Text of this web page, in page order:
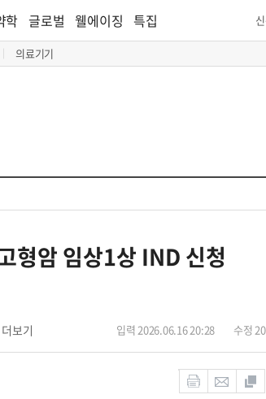
의료기기
학 글로벌 웰에이징 특집
암 임상1상 IND 신청
보기 입력 2026.06.16 20:28 수정